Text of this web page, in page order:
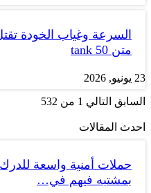
السرعة وغياب الخودة
متن tank 50
23 يونيو, 2026
السابق التالي 1 من 532
احدث المقالات
حملات أمنية واسعة
بمشتبه فيهم في…